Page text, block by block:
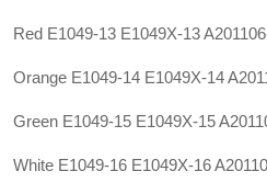
Red E1049-13 E1049X-13
Orange E1049-14 E1049X-14
Green E1049-15 E1049X-15
White E1049-16 E1049X-16